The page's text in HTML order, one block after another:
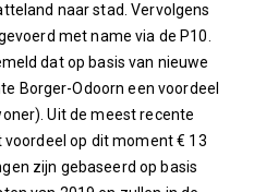
naar stad. Vervolgens
met name via de P10.
dat op basis van nieuwe
Borger-Odoorn een voordeel
Uit de meest recente
op dit moment € 13
zijn gebaseerd op basis